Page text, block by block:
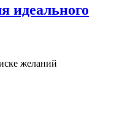
идеального
желаний